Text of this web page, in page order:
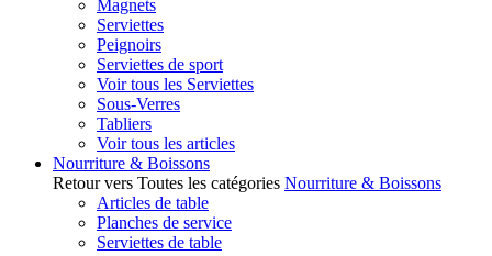
Magnets
Serviettes
Peignoirs
Serviettes de sport
Voir tous les Serviettes
Sous-Verres
Tabliers
Voir tous les articles
Nourriture & Boissons
Retour vers Toutes les catégories Nourriture & Boissons
Articles de table
Planches de service
Serviettes de table